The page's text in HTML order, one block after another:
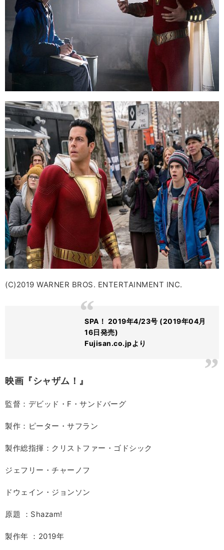
(C)2019 WARNER BROS. ENTERTAINMENT INC.
SPA！ 2019年4/23号 (2019年04月
16日発売)
Fujisan.co.jpより
映画『シャザム！』
監督：デビッド・F・サンドバーグ
製作：ピーター・サフラン
製作総指揮：クリストファー・ゴドシック
ジェフリー・チャーノフ
ドウェイン・ジョンソン
原題 ：Shazam!
製作年 ：2019年